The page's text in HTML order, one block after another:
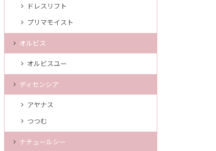
ドレスリフト
プリマモイスト
オルビス
オルビスユー
ディセンシア
アヤナス
つつむ
ナチュールシー